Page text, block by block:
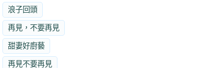
浪子回頭
再見，不要再見
甜妻好廚藝
再見不要再見